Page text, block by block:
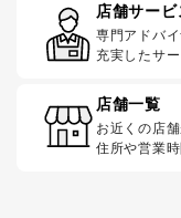
店舗サービ
専門アドバ
充実したサ
店舗一覧
お近くの店
住所や営業